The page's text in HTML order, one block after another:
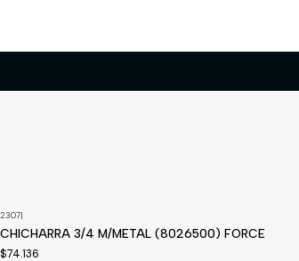
2307|
CHICHARRA 3/4 M/METAL (8026500) FORCE
$74.136